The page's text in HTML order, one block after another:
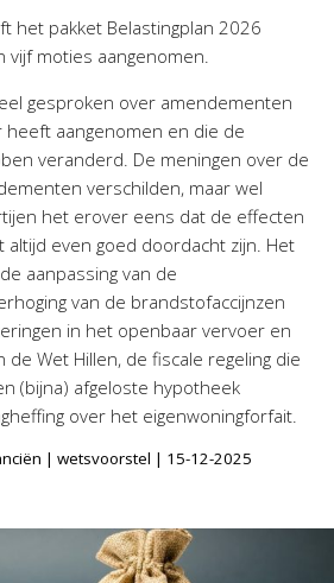
het pakket Belastingplan 2026
vijf moties aangenomen.
gesproken over amendementen
heeft aangenomen en die de
veranderd. De meningen over de
verschilden, maar wel
het erover eens dat de effecten
altijd even goed doordacht zijn. Het
aanpassing van de
van de brandstofaccijnzen
in het openbaar vervoer en
Wet Hillen, de fiscale regeling die
(bijna) afgeloste hypotheek
over het eigenwoningforfait.
| wetsvoorstel | 15-12-2025